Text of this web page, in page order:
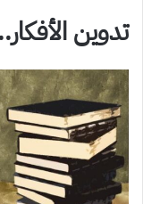
تدوين